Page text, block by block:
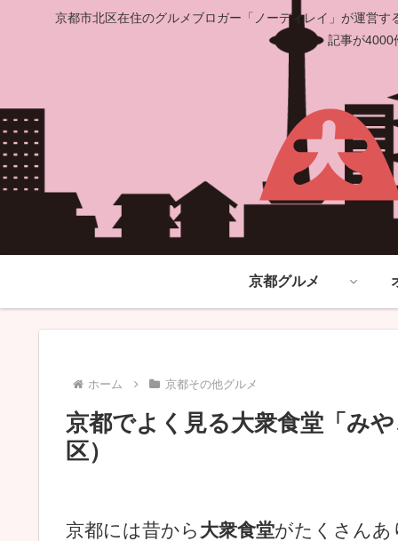
京都市北区在住のグルメブロガー「ノーディレイ」が運営
記事が4000
京都グルメ
ホーム 京都その他グルメ
京都でよく見る大衆食堂「み
区）
京都には昔から 大衆食堂がたくさんあ